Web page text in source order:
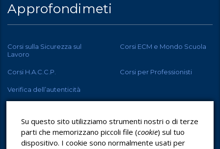
Approfondimeti
Corsi sulla Sicurezza sul
Lavoro
Corsi ECM e Mondo Scuola
Corsi H.A.C.C.P. Corsi per Professionisti
Verifica dell’autenticità
Su questo sito utilizziamo strumenti nostri o di terze
parti che memorizzano piccoli file (cookie) sul tuo
dispositivo. I cookie sono normalmente usati per